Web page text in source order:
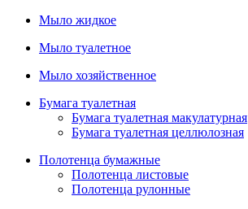
Мыло жидкое
Мыло туалетное
Мыло хозяйственное
Бумага туалетная
Бумага туалетная макулатурная
Бумага туалетная целлюлозная
Полотенца бумажные
Полотенца листовые
Полотенца рулонные